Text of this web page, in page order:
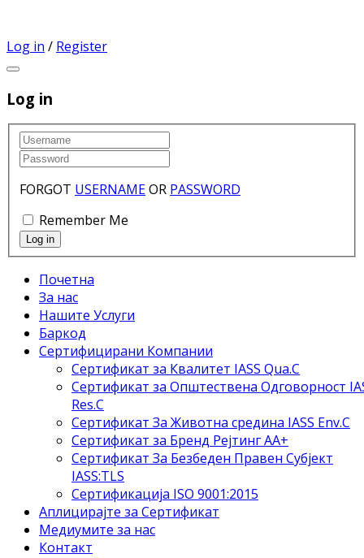
Log in / Register
Log in
FORGOT USERNAMEOR PASSWORD
Remember Me
Почетна
За нас
Нашите Услуги
Баркод
Сертифицирани Компании
Сертификат за Квалитет IASS Qua.C
Сертификат за Општествена Одговорност
Res.C
Сертификат За Животна средина IASS Env.C
Сертификат за Бренд Рејтинг АА+
Сертификат За Безбеден Правен Субјект
IASS:TLS
Сертификација ISO 9001:2015
Аплицирајте за Сертификат
Медиумите за нас
Контакт